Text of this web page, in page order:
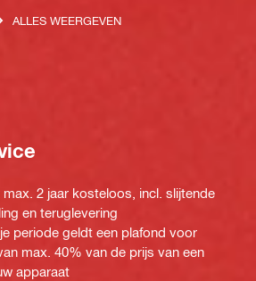
ALLES WEERGEVEN
2 jaar kosteloos, incl. slijtende
en teruglevering
periode geldt een plafond voor
max. 40% van de prijs van een
apparaat